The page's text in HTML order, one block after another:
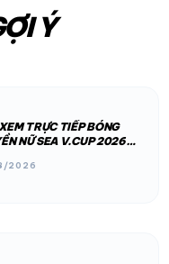
Ý
TRỰC TIẾP BÓNG
NỮ SEA V.CUP 2026
2026